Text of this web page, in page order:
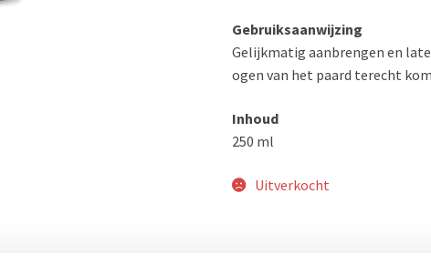
Gebruiksaanwijzing
Gelijkmatig aanbrengen en
ogen van het paard terecht
Inhoud
250 ml
Uitverkocht